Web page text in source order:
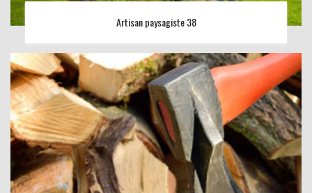
Artisan paysagiste 38